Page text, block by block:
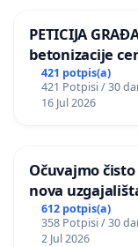
PETICIJA
betonizacije
postojećih
donošenju
421 potpis(a)
421 Potpisi / 30
16 Jul 2026
Očuvajmo
nova
612 potpis(a)
358 Potpisi / 30
2 Jul 2026